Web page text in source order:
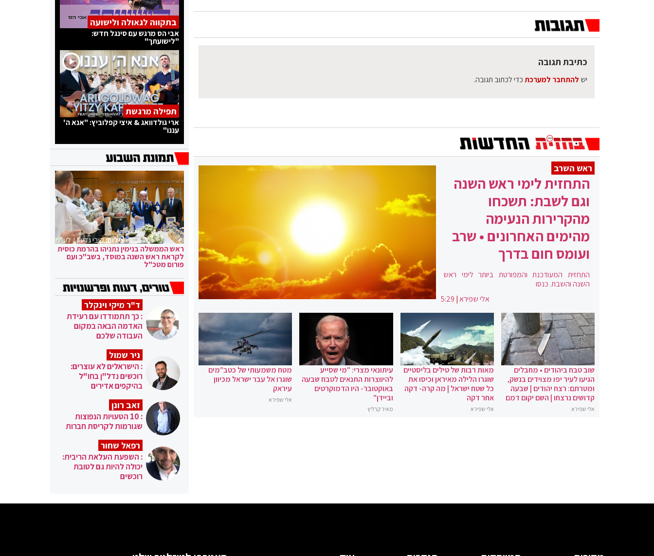
כתיבת תגובה
יש להתחבר למערכתכדי לכתוב תגובה.
ראש השרב
התחזית לימי ראש השנה
וגם לשבת: תשכחו
מהקרירות הנעימה
מהימים האחרונים • שרב
ועומס חום בדרך
התחזית המעודכנת והמפורטת ביותר לימי ראש
השנה והשבת. כנסו
אלי שפירא|
5:29
שוב טבח ביהודים • מחבלים
הגיעו לעיר יפו מצוידים בנשק,
ומטרתם: רצח יהודים | שבעה
קדושים נרצחו | השם יקום דמם
אלי שפירא
מאות רבות של טילים בליסטיים
שוגרו הלילה מאיראן וכיסו את
כל שטח ישראל | מה קרה- דקה
אחר דקה
אלי שפירא
עיתונאי מצרי: "מי שסייע
להיווצרות התנאים לטבח שבעה
באוקטובר- היו הדמוקרטים
וביידן"
מאיר קרליץ
מטח משמעותי של כטב"מים
שוגרו אל עבר ישראל מכיוון
עיראק
אלי שפירא
בתקווה לגאולה ולישועה
אבי הס מרגש עם סינגל חדש:
"לישועתך"
תפילה מרגשת
ארי גולדוואג & איצי קפלוביץ: "אנא ה'
עננו"
צילום:קובי גדעון / לע"מ
ראש הממשלה בנימין נתניהו בהרמת כוסית
לקראת ראש השנה במוסד, בשב"כ ועם
פורום מטכ"ל
ד"ר מיקי וינקלר
: כך תתמודדו עם רעידת
האדמה הבאה במקום
העבודה שלכם
ניר שמול
: הישראלים לא עוצרים:
רוכשים נדל"ן בחו"ל
בהיקפים אדירים
זאב רונן
: 10 הטעויות הנפוצות
שגורמות לקריסת חברות
רפאל שחור
: השפעת העלאת הריבית:
יכולה להיות גם לטובת
רוכשים